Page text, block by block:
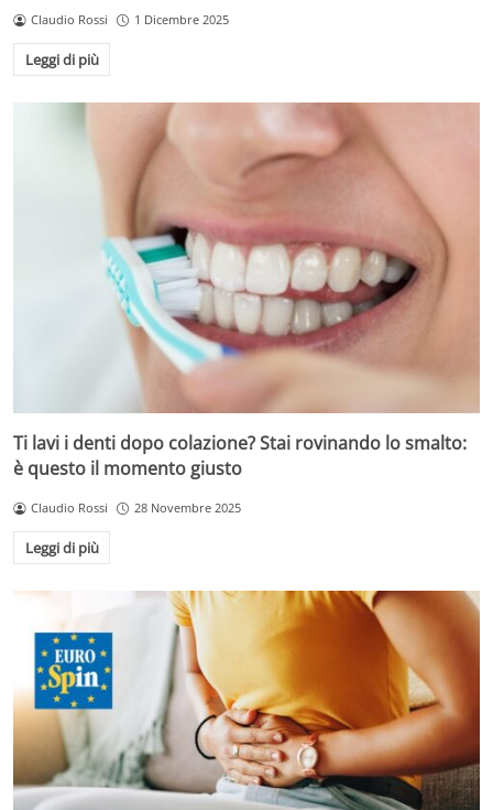
Claudio Rossi 1 Dicembre 2025
Leggi di più
Ti lavi i denti dopo colazione? Stai rovinando lo smalto:
è questo il momento giusto
Claudio Rossi 28 Novembre 2025
Leggi di più